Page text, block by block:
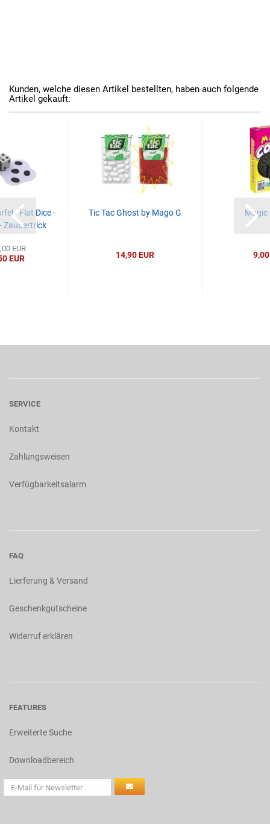
Kunden, welche diesen Artikel bestellten, haben auch folgende
Artikel gekauft:
- Flat Dice -
Zaubertrick
EUR
EUR
Tic Tac Ghost by Mago G
14,90 EUR
Magic
9,00
SERVICE
Kontakt
Zahlungsweisen
Verfügbarkeitsalarm
FAQ
Lierferung & Versand
Geschenkgutscheine
Widerruf erklären
FEATURES
Erweiterte Suche
Downloadbereich